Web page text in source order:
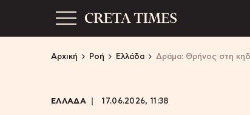
Αρχική Ροή Ελλάδα Δράμα: Θρήνος στη
ΕΛΛΑΔΑ 17.06.2026, 11:38